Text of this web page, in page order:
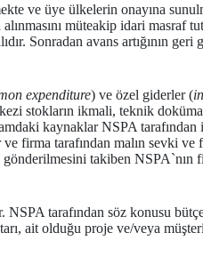
ve üye ülkelerin onayına
müteakip idari masraf
Sonradan avans artığının
expenditure) ve özel giderler (
stokların ikmali, teknik
kaynaklar NSPA
firma tarafından malın sevki
takiben
tarafından söz konusu
ait olduğu proje ve/veya